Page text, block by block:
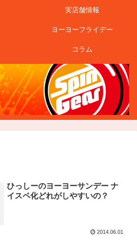
実店舗情報
ヨーヨーフライデー
コラム
ひっしーのヨーヨーサンデー ナ
イスペ化どれがしやすいの？
2014.06.01